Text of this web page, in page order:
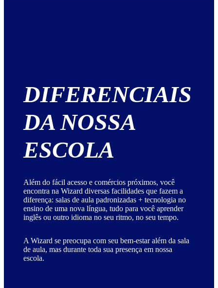
DIFERENCIAIS
DA NOSSA
ESCOLA
Além do fácil acesso e comércios próximos, você
encontra na Wizard diversas facilidades que fazem a
diferença: salas de aula padronizadas + tecnologia no
ensino de uma nova língua, tudo para você aprender
inglês ou outro idioma no seu ritmo, no seu tempo.
A Wizard se preocupa com seu bem-estar além da sala
de aula, mas durante toda sua presença em nossa
escola.